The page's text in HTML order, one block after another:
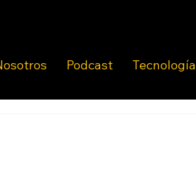
Podcast Tecnología